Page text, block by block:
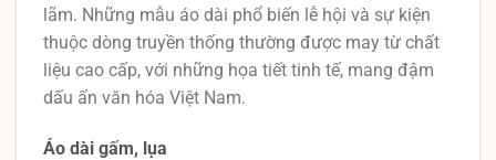
lãm. Những mẫu áo dài phổ biến lễ hội và sự kiện
thuộc dòng truyền thống thường được may từ chất
liệu cao cấp, với những họa tiết tinh tế, mang đậm
dấu ấn văn hóa Việt Nam.
Áo dài gấm, lụa